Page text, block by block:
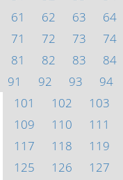
61
62 63 64
71
72 73 74
81
82 83 84
91
92 93 94
101
102 103
109
110 111
117
118 119
125
126 127